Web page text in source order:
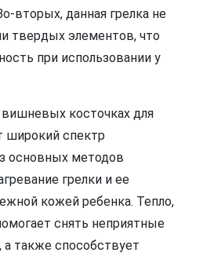
вторых, данная грелка не
твердых элементов, что
при использовании у
косточках для
спектр
основных методов
грелки и ее
кожей ребенка. Тепло,
снять неприятные
также способствует